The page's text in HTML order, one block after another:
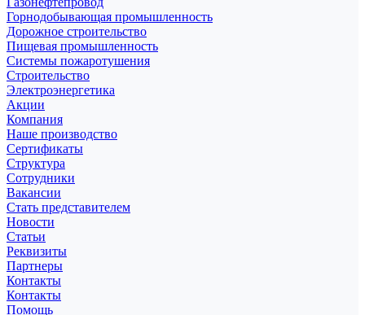
Горнодобывающая промышленность
Дорожное строительство
Пищевая промышленность
Системы пожаротушения
Строительство
Электроэнергетика
Акции
Компания
Наше производство
Сертификаты
Структура
Сотрудники
Вакансии
Стать представителем
Новости
Статьи
Реквизиты
Партнеры
Контакты
Контакты
Помощь